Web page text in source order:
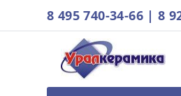
8 495 740-34-66 |8